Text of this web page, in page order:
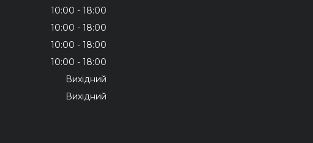
10:00
18:00
10:00
18:00
10:00
18:00
10:00
18:00
Вихідний
Вихідний